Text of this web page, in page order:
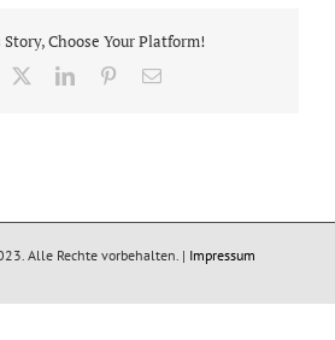
Choose Your Platform!
LinkedInPinterest
E-
Alle Rechte vorbehalten. | Impressum